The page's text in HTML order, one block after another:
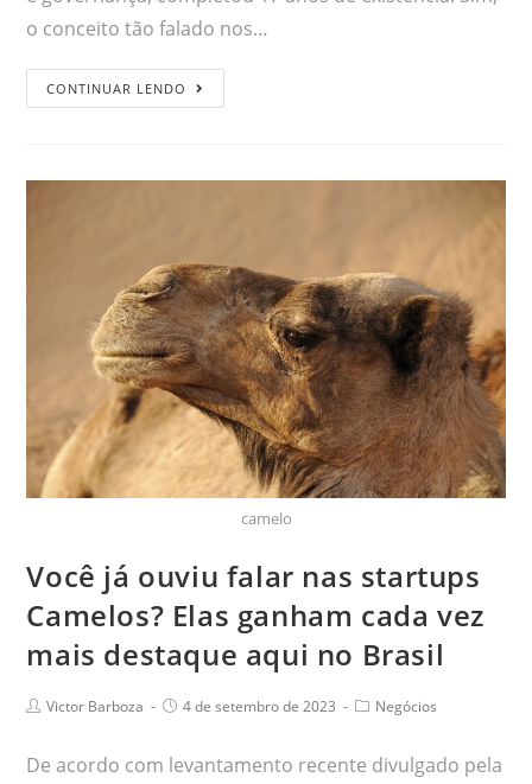
o conceito tão falado nos…
CONTINUAR LENDO
camelo
Você já ouviu falar nas startups
Camelos? Elas ganham cada vez
mais destaque aqui no Brasil
Victor Barboza 4 de setembro de 2023 Negócios
De acordo com levantamento recente divulgado pela